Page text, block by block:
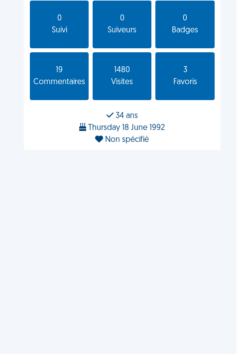
0
Suivi
0
Suiveurs
0
Badges
19
Commentaires
1480
Visites
3
Favoris
34 ans
Thursday 18 June 1992
Non spécifié